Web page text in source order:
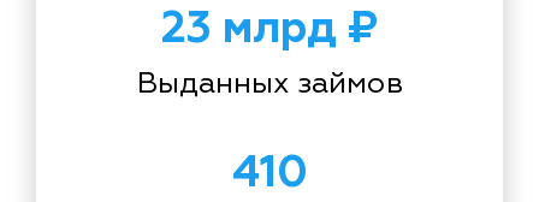
23 млрд ₽
Выданных займов
410